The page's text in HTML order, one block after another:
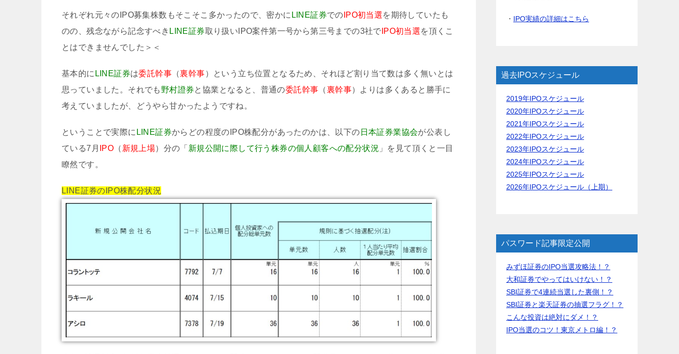
それぞれ元々のIPO募集株数もそこそこ多かったので、密かに LINE証券での IPO初当選を期待していたも
のの、残念ながら記念すべき LINE証券取り扱いIPO案件第一号から第三号までの3社で IPO初当選を頂くこ
とはできませんでした＞＜
基本的に LINE証券は委託幹事 （裏幹事）という立ち位置となるため、それほど割り当て数は多く無いとは
思っていました。それでも 野村證券と協業となると、普通の委託幹事 （裏幹事）よりは多くあると勝手に
考えていましたが、どうやら甘かったようですね。
ということで実際に LINE証券からどの程度のIPO株配分があったのかは、以下の 日本証券業協会が公表し
ている7月 IPO （ 新規上場）分の「 新規公開に際して行う株券の個人顧客への配分状況 」を見て頂くと一目
瞭然です。
LINE証券のIPO株配分状況
・ IPO実績の詳細はこちら
過去IPOスケジュール
2019年IPOスケジュール
2020年IPOスケジュール
2021年IPOスケジュール
2022年IPOスケジュール
2023年IPOスケジュール
2024年IPOスケジュール
2025年IPOスケジュール
2026年IPOスケジュール（上期）
パスワード記事限定公開
みずほ証券のIPO当選攻略法！？
大和証券でやってはいけない！？
SBI証券で4連続当選した裏側！？
SBI証券と楽天証券の抽選フラグ！？
こんな投資は絶対にダメ！？
IPO当選のコツ！東京メトロ編！？